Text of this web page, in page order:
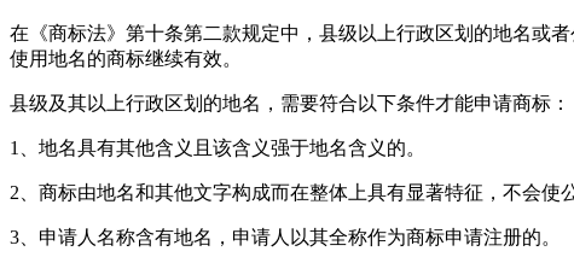
在《商标法》第十条第二款规定中，县级以上行政区划的地名或
使用地名的商标继续有效。
县级及其以上行政区划的地名，需要符合以下条件才能申请商标：
1、地名具有其他含义且该含义强于地名含义的。
2、商标由地名和其他文字构成而在整体上具有显著特征，不会使
3、申请人名称含有地名，申请人以其全称作为商标申请注册的。